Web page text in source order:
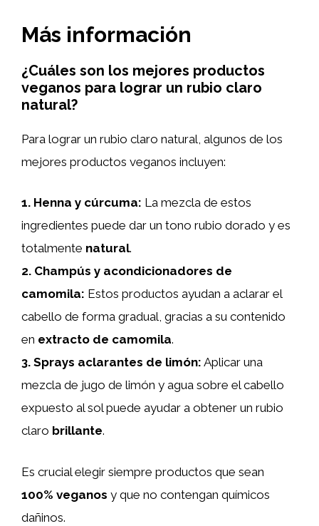
Más información
¿Cuáles son los mejores productos
veganos para lograr un rubio claro
natural?
Para lograr un rubio claro natural, algunos de los
mejores productos veganos incluyen:
1. Henna y cúrcuma: La mezcla de estos
ingredientes puede dar un tono rubio dorado y es
totalmente natural.
2. Champús y acondicionadores de
camomila: Estos productos ayudan a aclarar el
cabello de forma gradual, gracias a su contenido
en extracto de camomila.
3. Sprays aclarantes de limón: Aplicar una
mezcla de jugo de limón y agua sobre el cabello
expuesto al sol puede ayudar a obtener un rubio
claro brillante.
Es crucial elegir siempre productos que sean
100% veganos y que no contengan químicos
dañinos.